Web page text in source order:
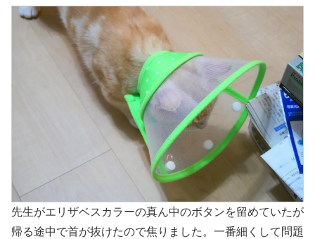
先生がエリザベスカラーの真ん中のボタンを留めていたが
帰る途中で首が抜けたので焦りました。一番細くして問題